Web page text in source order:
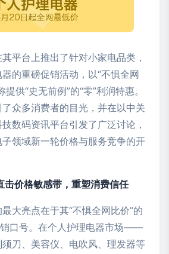
平台上推出了针对小家电品类，
的重磅促销活动，以“不惧全网
供“史无前例”的“零”利润特惠。
众多消费者的目光，并在以中关
数码资讯平台引发了广泛讨论，
领域新一轮价格与服务竞争的开
击价格敏感带，重塑消费信任
大亮点在于其“不惧全网比价”的
销口号。在个人护理电器市场——
刀、美容仪、电吹风、理发器等